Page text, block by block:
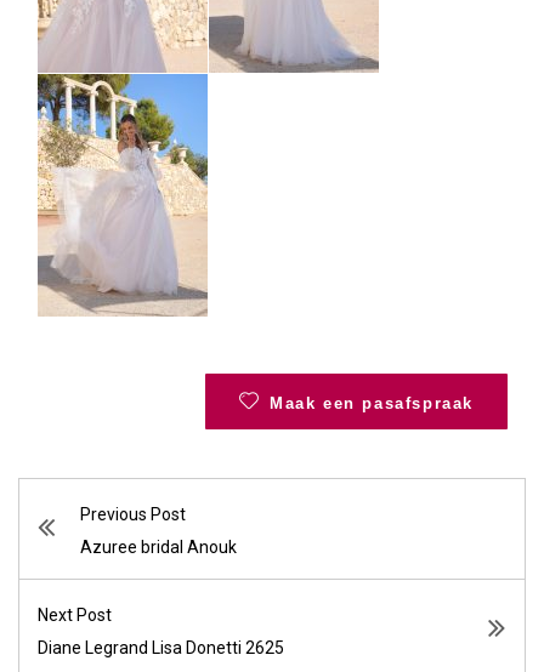
Maak een pasafspraak
Previous Post
Azuree bridal Anouk
Next Post
Diane Legrand Lisa Donetti 2625